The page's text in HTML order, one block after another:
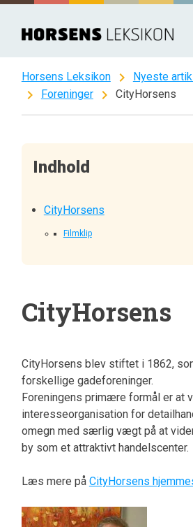
Spring
indhold
Horsens Leksikon chevron_right Nyeste
chevron_right Foreninger chevron_right CityHorsens
Indhold
CityHorsens
Filmklip
CityHorsens
CityHorsens blev stiftet i 1862,
forskellige gadeforeninger.
Foreningens primære formål er at
interesseorganisation for
omegn med særlig vægt på at
by som et attraktivt handelscenter.
Læs mere på CityHorsens